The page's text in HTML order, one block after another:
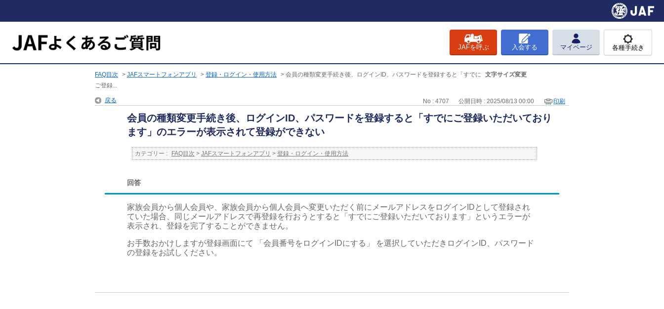
JAFを呼ぶ 入会する マイページ 各種手続き
文字サイズ変更
FAQ目次 > JAFスマートフォンアプリ > 登録・ログイン・使用方法 > 会員の種類変更手続き後、ログインID、パスワードを登録すると「すでに
ご登録...
戻る No : 4707 公開日時 : 2025/08/13 00:00 印刷
会員の種類変更手続き後、ログインID、パスワードを登録すると「すでにご登録いただいており
ます」のエラーが表示されて登録ができない
カテゴリー : FAQ目次 > JAFスマートフォンアプリ > 登録・ログイン・使用方法
回答
家族会員から個人会員や、家族会員から個人会員へ変更いただく前にメールアドレスをログインIDとして登録され
ていた場合、同じメールアドレスで再登録を行おうとすると「すでにご登録いただいております」というエラーが
表示され、登録を完了することができません。
お手数おかけしますが登録画面にて 「会員番号をログインIDにする」 を選択していただきログインID、パスワード
の登録をお試しください。